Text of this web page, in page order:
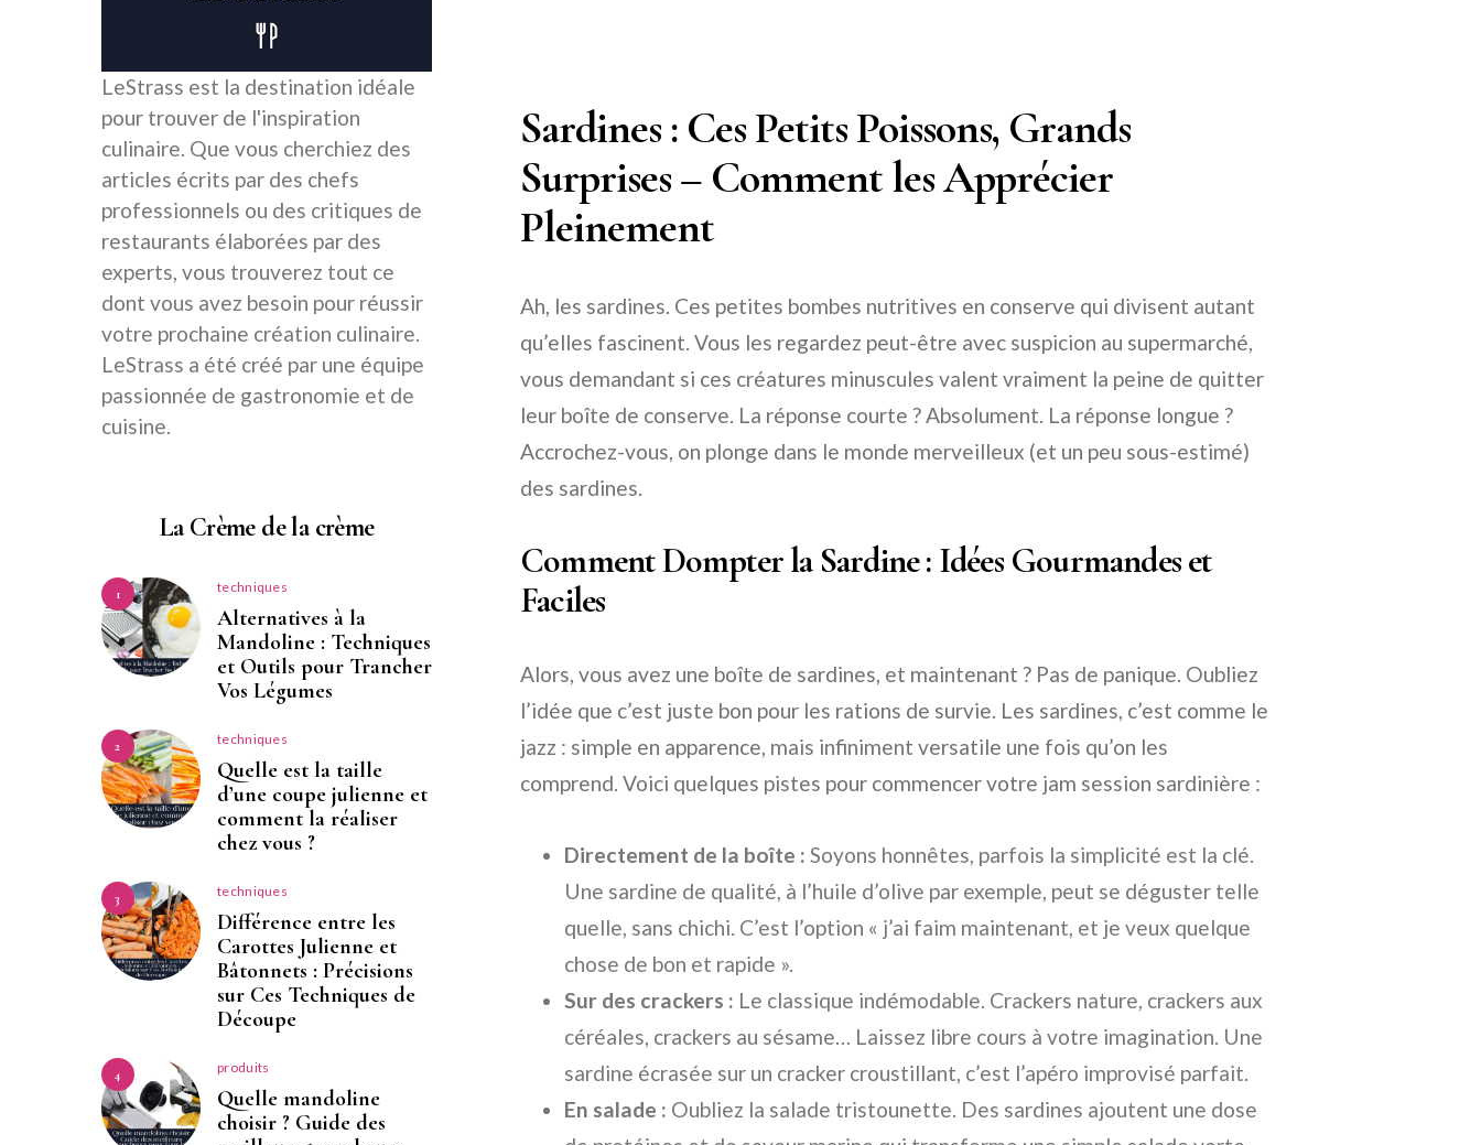
Sardines : Ces Petits Poissons, Grands
Surprises – Comment les Apprécier
Pleinement
Ah, les sardines. Ces petites bombes nutritives en conserve qui divisent autant
qu’elles fascinent. Vous les regardez peut-être avec suspicion au supermarché,
vous demandant si ces créatures minuscules valent vraiment la peine de quitter
leur boîte de conserve. La réponse courte ? Absolument. La réponse longue ?
Accrochez-vous, on plonge dans le monde merveilleux (et un peu sous-estimé)
des sardines.
Comment Dompter la Sardine : Idées Gourmandes et
Faciles
Alors, vous avez une boîte de sardines, et maintenant ? Pas de panique. Oubliez
l’idée que c’est juste bon pour les rations de survie. Les sardines, c’est comme le
jazz : simple en apparence, mais infiniment versatile une fois qu’on les
comprend. Voici quelques pistes pour commencer votre jam session sardinière :
Directement de la boîte : Soyons honnêtes, parfois la simplicité est la clé.
Une sardine de qualité, à l’huile d’olive par exemple, peut se déguster telle
quelle, sans chichi. C’est l’option « j’ai faim maintenant, et je veux quelque
chose de bon et rapide ».
Sur des crackers : Le classique indémodable. Crackers nature, crackers aux
céréales, crackers au sésame… Laissez libre cours à votre imagination. Une
sardine écrasée sur un cracker croustillant, c’est l’apéro improvisé parfait.
En salade : Oubliez la salade tristounette. Des sardines ajoutent une dose
LeStrass est la destination idéale
pour trouver de l'inspiration
culinaire. Que vous cherchiez des
articles écrits par des chefs
professionnels ou des critiques de
restaurants élaborées par des
experts, vous trouverez tout ce
dont vous avez besoin pour réussir
votre prochaine création culinaire.
LeStrass a été créé par une équipe
passionnée de gastronomie et de
cuisine.
La Crème de la crème
1 techniques
Alternatives à la
Mandoline : Techniques
et Outils pour Trancher
Vos Légumes
2 techniques
Quelle est la taille
d’une coupe julienne et
comment la réaliser
chez vous ?
3 techniques
Différence entre les
Carottes Julienne et
Bâtonnets : Précisions
sur Ces Techniques de
Découpe
4 produits
Quelle mandoline
choisir ? Guide des